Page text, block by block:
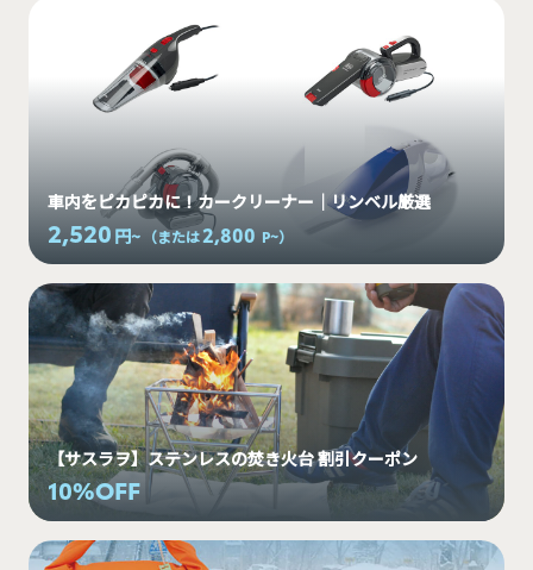
車内をピカピカに！カークリーナー｜リンベル厳選
2,520 円~ （または2,800 P~）
【サスラヲ】ステンレスの焚き火台 割引クーポン
10%OFF